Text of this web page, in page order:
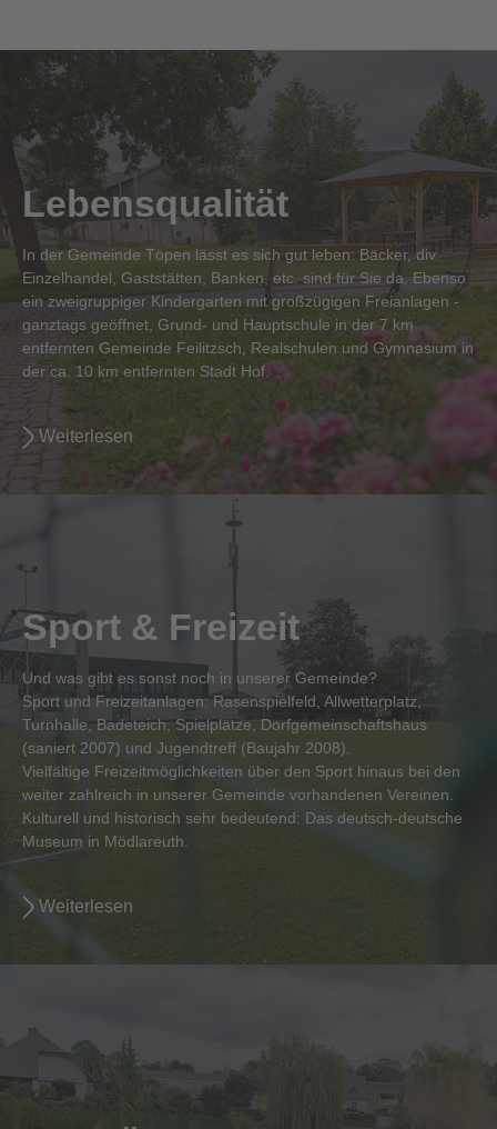
Lebensqualität
In der Gemeinde Töpen lässt es sich gut leben: Bäcker, div.
Einzelhandel, Gaststätten, Banken, etc. sind für Sie da. Ebenso
ein zweigruppiger Kindergarten mit großzügigen Freianlagen -
ganztags geöffnet, Grund- und Hauptschule in der 7 km
entfernten Gemeinde Feilitzsch, Realschulen und Gymnasium in
der ca. 10 km entfernten Stadt Hof.
Weiterlesen
Sport & Freizeit
Und was gibt es sonst noch in unserer Gemeinde?
Sport und Freizeitanlagen: Rasenspielfeld, Allwetterplatz,
Turnhalle, Badeteich, Spielplätze, Dorfgemeinschaftshaus
(saniert 2007) und Jugendtreff (Baujahr 2008).
Vielfältige Freizeitmöglichkeiten über den Sport hinaus bei den
weiter zahlreich in unserer Gemeinde vorhandenen Vereinen.
Kulturell und historisch sehr bedeutend: Das deutsch-deutsche
Museum in Mödlareuth.
Weiterlesen